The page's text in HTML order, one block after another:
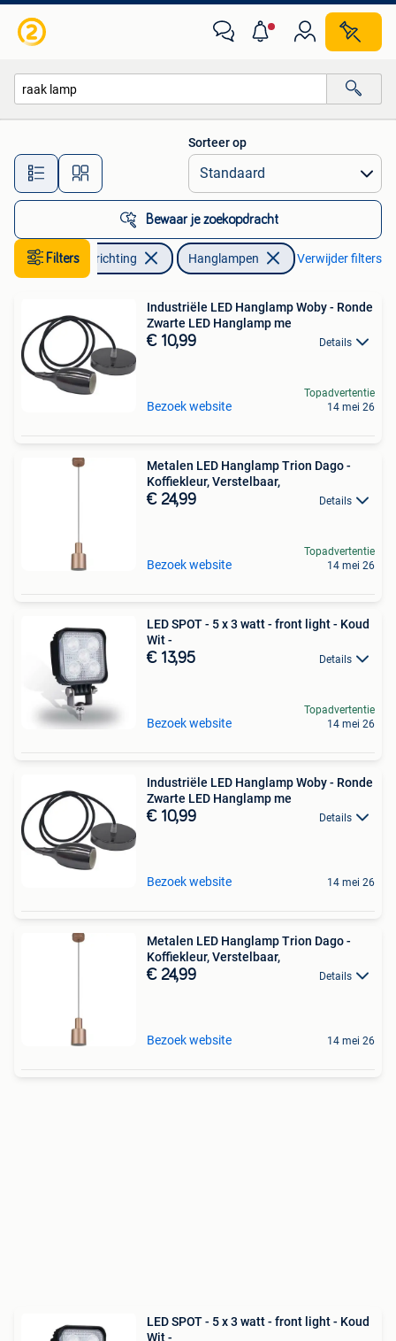
Alle afstanden…
Sorteer op
Bewaar je zoekopdracht
Filters
Huis en Inrichting Hanglampen Verwijder filters
Industriële LED Hanglamp Woby - Ronde
Zwarte LED Hanglamp me
€ 10,99 Details
Bezoek website
Topadvertentie
14 mei 26
Metalen LED Hanglamp Trion Dago -
Koffiekleur, Verstelbaar,
€ 24,99 Details
Bezoek website
Topadvertentie
14 mei 26
LED SPOT - 5 x 3 watt - front light - Koud
Wit -
€ 13,95 Details
Bezoek website
Topadvertentie
14 mei 26
Industriële LED Hanglamp Woby - Ronde
Zwarte LED Hanglamp me
€ 10,99 Details
Bezoek website 14 mei 26
Metalen LED Hanglamp Trion Dago -
Koffiekleur, Verstelbaar,
€ 24,99 Details
Bezoek website 14 mei 26
LED SPOT - 5 x 3 watt - front light - Koud
Wit -